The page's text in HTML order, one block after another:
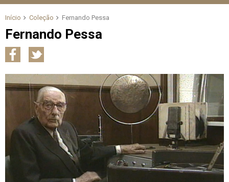
Início Coleção Fernando Pessa
Fernando Pessa